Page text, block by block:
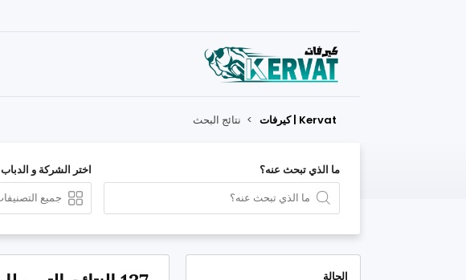
Kervat | كيرفات > نتائج البحث
ما الذي تبحث عنه؟ اختر الشركة و الدباب
الحالة